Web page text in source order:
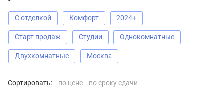
С отделкой Комфорт 2024+
старт продаж Студии Однокомнатные
Двухкомнатные Москва
Сортировать: по цене по сроку сдачи